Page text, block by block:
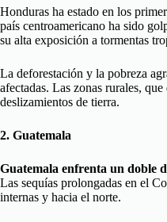
Honduras ha estado en los
país centroamericano ha sido
su alta exposición a tormentas
La deforestación y la pobreza
afectadas. Las zonas rurales,
deslizamientos de tierra.
2. Guatemala
Guatemala enfrenta un doble
Las sequías prolongadas en el
internas y hacia el norte.